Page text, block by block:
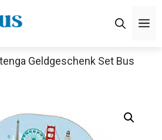
Geldgeschenk Set Bus